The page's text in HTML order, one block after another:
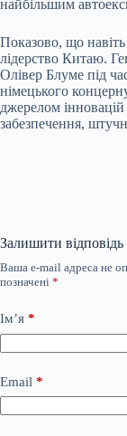
найбільшим
Показово, що навіть
лідерство Китаю.
Олівер Блуме під
німецького
джерелом
забезпечення,
Залишити відповідь
Ваша e-mail адреса не
позначені *
Ім’я *
Email *